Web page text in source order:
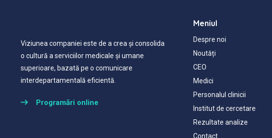
Viziunea companiei este de a crea și consolida
o cultură a serviciilor medicale și umane
superioare, bazată pe o comunicare
interdepartamentală eficientă.
Programări online
Meniul
Despre noi
Noutăți
CEO
Medici
Personalul clinicii
Institut de cercetare
Rezultate analize
Contact